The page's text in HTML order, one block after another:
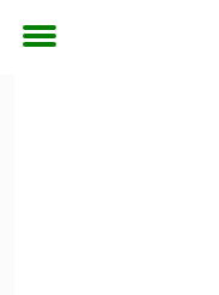
Toggle